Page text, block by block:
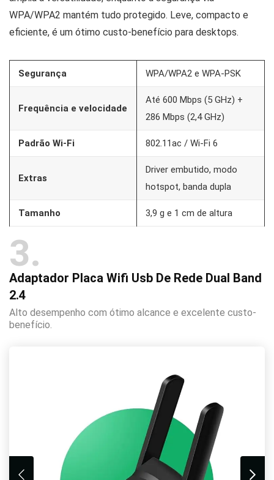
WPA/WPA2 mantém tudo protegido. Leve, compacto e
eficiente, é um ótimo custo-benefício para desktops.
Segurança WPA/WPA2 e WPA-PSK
Frequência e velocidade
Até 600 Mbps (5 GHz) +
286 Mbps (2,4 GHz)
Padrão Wi-Fi 802.11ac / Wi-Fi 6
Extras
Driver embutido, modo
hotspot, banda dupla
Tamanho 3,9 g e 1 cm de altura
3
Adaptador Placa Wifi Usb De Rede Dual Band
2.4
Alto desempenho com ótimo alcance e excelente custo-
benefício.